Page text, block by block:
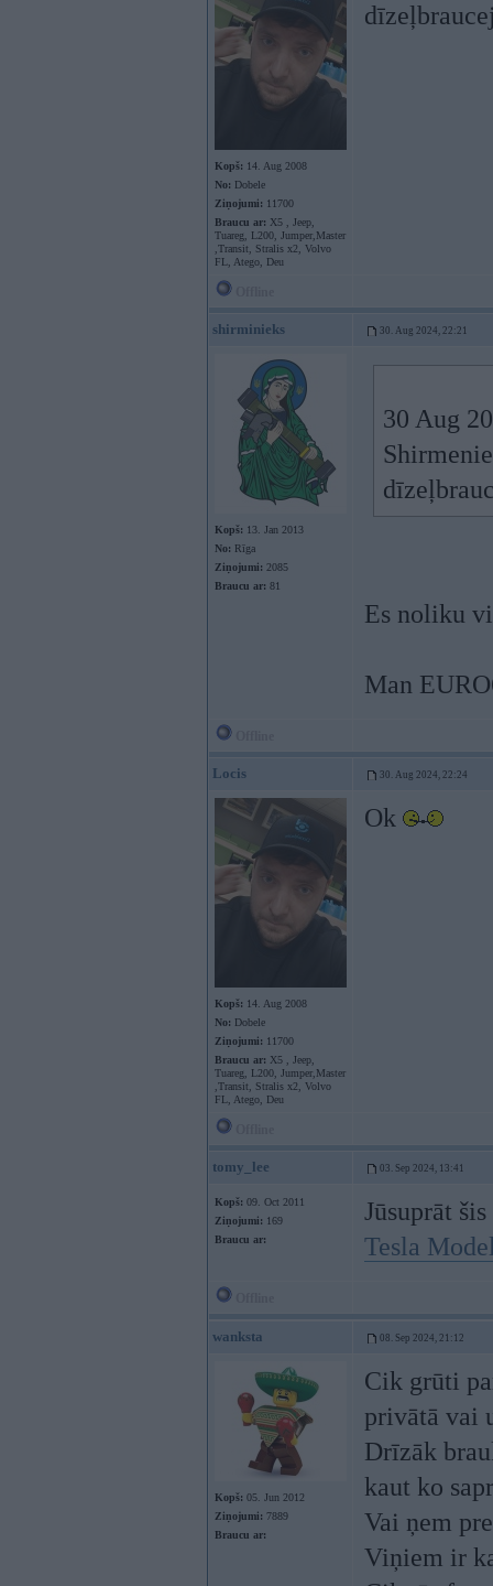
Kopš: 14. Aug 2008
No: Dobele
Ziņojumi: 11700
Braucu ar: X5 , Jeep,
Tuareg, L200, Jumper,Master
,Transit, Stralis x2, Volvo
FL, Atego, Deu
shirminieks 30. Aug 2024, 22:21
Kopš: 13. Jan 2013
No: Rīga
Ziņojumi: 2085
Braucu ar: 81
30 Aug
Es noliku
Man
Locis 30. Aug 2024, 22:24
Kopš: 14. Aug 2008
No: Dobele
Ziņojumi: 11700
Braucu ar: X5 , Jeep,
Tuareg, L200, Jumper,Master
,Transit, Stralis x2, Volvo
FL, Atego, Deu
Ok
tomy_lee 03. Sep 2024, 13:41
Kopš: 09. Oct 2011
Ziņojumi: 169
Braucu ar:
Jūsuprāt
Tesla
wanksta 08. Sep 2024, 21:12
Kopš: 05. Jun 2012
Ziņojumi: 7889
Braucu ar:
Cik grūti
privātā vai
Drīzāk
kaut ko
Vai ņem
Viņiem ir